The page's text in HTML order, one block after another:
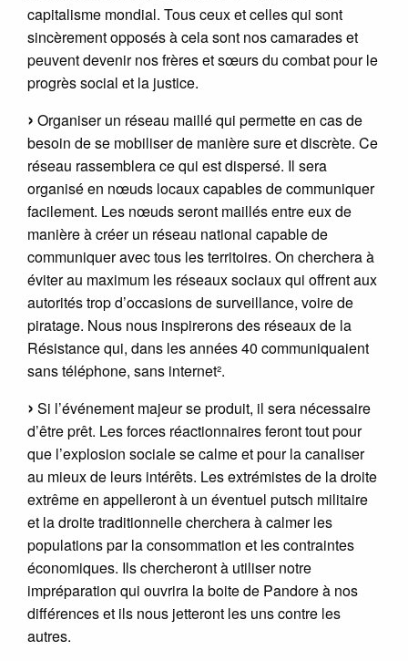
capitalisme mondial. Tous ceux et celles qui sont
sincèrement opposés à cela sont nos camarades et
peuvent devenir nos frères et sœurs du combat pour le
progrès social et la justice.
Organiser un réseau maillé qui permette en cas de
besoin de se mobiliser de manière sure et discrète. Ce
réseau rassemblera ce qui est dispersé. Il sera
organisé en nœuds locaux capables de communiquer
facilement. Les nœuds seront maillés entre eux de
manière à créer un réseau national capable de
communiquer avec tous les territoires. On cherchera à
éviter au maximum les réseaux sociaux qui offrent aux
autorités trop d’occasions de surveillance, voire de
piratage. Nous nous inspirerons des réseaux de la
Résistance qui, dans les années 40 communiquaient
sans téléphone, sans internet².
Si l’événement majeur se produit, il sera nécessaire
d’être prêt. Les forces réactionnaires feront tout pour
que l’explosion sociale se calme et pour la canaliser
au mieux de leurs intérêts. Les extrémistes de la droite
extrême en appelleront à un éventuel putsch militaire
et la droite traditionnelle cherchera à calmer les
populations par la consommation et les contraintes
économiques. Ils chercheront à utiliser notre
impréparation qui ouvrira la boite de Pandore à nos
différences et ils nous jetteront les uns contre les
autres.